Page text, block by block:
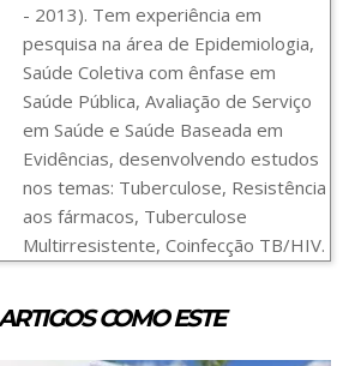
- 2013). Tem experiência em
pesquisa na área de Epidemiologia,
Saúde Coletiva com ênfase em
Saúde Pública, Avaliação de Serviço
em Saúde e Saúde Baseada em
Evidências, desenvolvendo estudos
nos temas: Tuberculose, Resistência
aos fármacos, Tuberculose
Multirresistente, Coinfecção TB/HIV.
COMO ESTE